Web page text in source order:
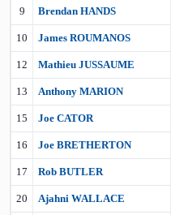
9 Brendan HANDS
10 James ROUMANOS
12 Mathieu JUSSAUME
13 Anthony MARION
15 Joe CATOR
16 Joe BRETHERTON
17 Rob BUTLER
20 Ajahni WALLACE